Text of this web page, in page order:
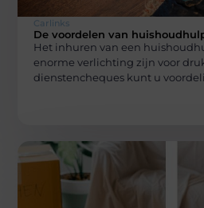
Carlinks
De voordelen van
Het inhuren van een
enorme verlichting zijn voor
dienstencheques kunt u